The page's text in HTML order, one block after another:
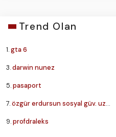
Trend Olan
1.gta 6
3.darwin nunez
5.pasaport
7.özgür erdursun sosyal güv. uzm.
9.profdraleks